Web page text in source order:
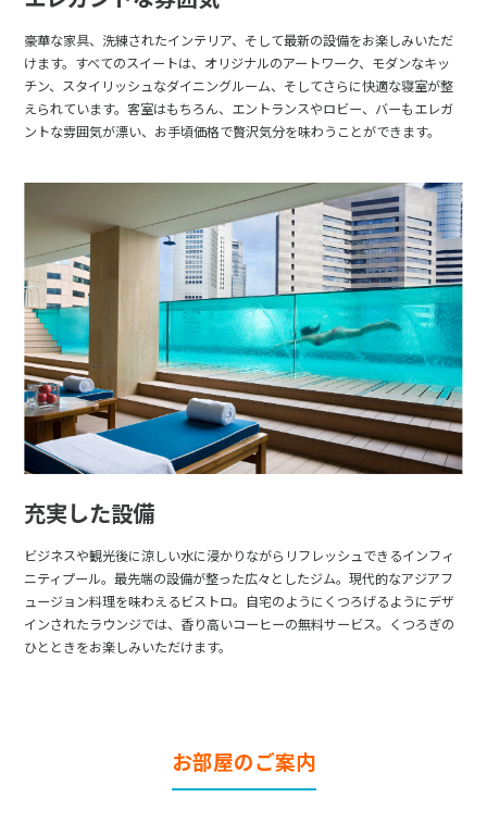
豪華な家具、洗練されたインテリア、そして最新の設備をお楽しみいただ
けます。すべてのスイートは、オリジナルのアートワーク、モダンなキッ
チン、スタイリッシュなダイニングルーム、そしてさらに快適な寝室が整
えられています。客室はもちろん、エントランスやロビー、バーもエレガ
ントな雰囲気が漂い、お手頃価格で贅沢気分を味わうことができます。
充実した設備
ビジネスや観光後に涼しい水に浸かりながらリフレッシュできるインフィ
ニティプール。最先端の設備が整った広々としたジム。現代的なアジアフ
ュージョン料理を味わえるビストロ。自宅のようにくつろげるようにデザ
インされたラウンジでは、香り高いコーヒーの無料サービス。くつろぎの
ひとときをお楽しみいただけます。
お部屋のご案内